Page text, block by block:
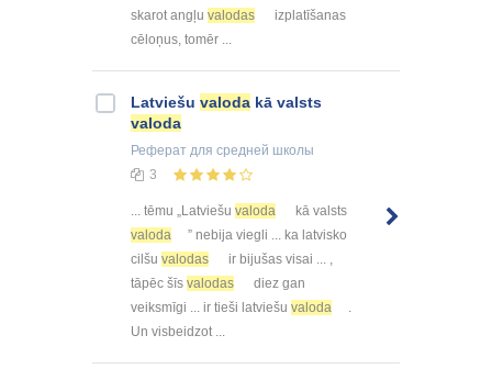
skarot angļu valodas
izplatīšanas
cēloņus, tomēr ...
Latviešu valoda kā valsts
valoda
Реферат для средней школы
3
... tēmu „Latviešu valoda
kā valsts
valoda
” nebija viegli ... ka latvisko
cilšu valodas
ir bijušas visai ... ,
tāpēc šīs valodas
diez gan
veiksmīgi ... ir tieši latviešu valoda
Un visbeidzot ...